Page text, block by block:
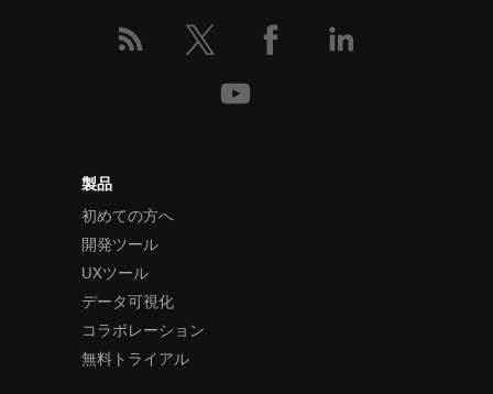
製品
初めての方へ
開発ツール
UXツール
データ可視化
コラボレーション
無料トライアル